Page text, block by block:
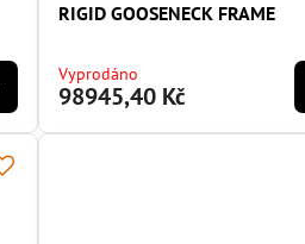
RIGID GOOSENECK FRAME
Vyprodáno
98945,40 Kč